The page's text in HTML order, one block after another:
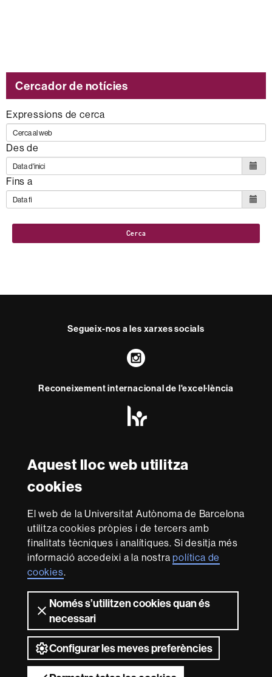
Aquest lloc web utilitza
cookies
El web de la Universitat Autònoma de Barcelona
utilitza cookies pròpies i de tercers amb
finalitats tècniques i analítiques. Si desitja més
informació accedeixi a la nostrapolítica de
cookies.
Només s’utilitzen cookies quan és
necessari
Configurar les meves preferències
Cercador de notícies
Expressions de cerca
Des de
Fins a
Cerca
Segueix-nos a les xarxes socials
Instagram
Reconeixement internacional de l'excel·lència
-
Euraxess
Amb el finançament de
Sobre
aquest
web
Avís legal Protecció de dades Sobre el
web
Accessibilitat web Mapa del web UAB
docència de qualitat, diversificada, multidisciplinària i
flexible, ajustada a les necessitats de la societat i
adaptada als nous models de l'Europa del coneixement.
La UAB és reconeguda internacionalment per la qualitat i
el caràcter innovador de la seva recerca.
2026 Universitat Autònoma de Barcelona